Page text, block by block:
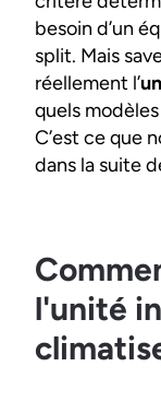
besoin d’un
split. Mais
réellement l’
quels
C’est ce que
dans la suite
l'unité